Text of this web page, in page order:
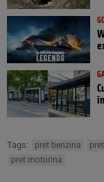
Tags: pret benzina
pret motorina